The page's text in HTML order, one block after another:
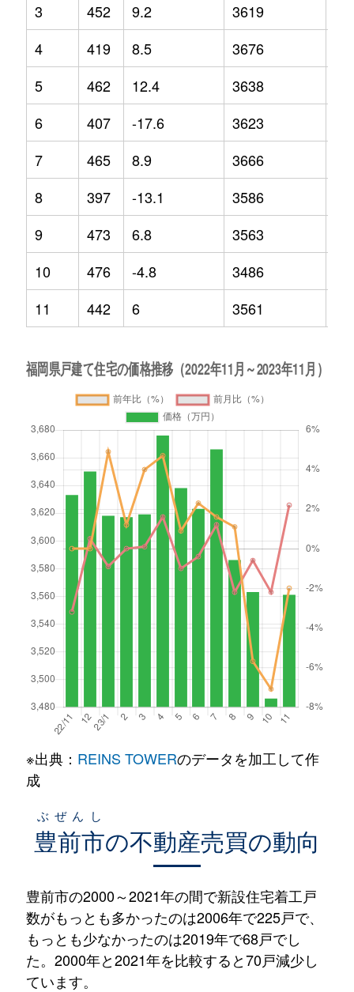
3
452 9.2 3619
4
419 8.5 3676
5
462 12.4 3638
6
407 -17.6 3623
7
465 8.9 3666
8
397 -13.1 3586
9
473 6.8 3563
10
476 -4.8 3486
11
442 6 3561
※出典： REINS TOWERのデータを加工して作
成
豊前市
ぶぜんし
の不動産売買の動向
豊前市の2000～2021年の間で新設住宅着工戸
数がもっとも多かったのは2006年で225戸で、
もっとも少なかったのは2019年で68戸でし
た。2000年と2021年を比較すると70戸減少し
ています。